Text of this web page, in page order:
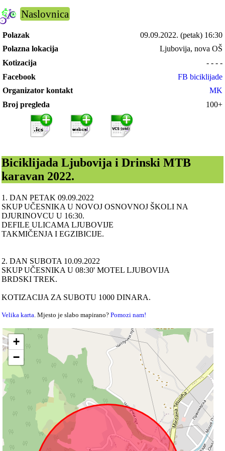
Naslovnica
Polazak 09.09.2022. (petak) 16:30
Polazna lokacija
Ljubovija, nova OŠ
Kotizacija
- - - -
Facebook
FB biciklijade
Organizator kontakt
MK
Broj pregleda
100+
Biciklijada Ljubovija i Drinski MTB
karavan 2022.
1. DAN PETAK 09.09.2022
SKUP UČESNIKA U NOVOJ OSNOVNOJ ŠKOLI NA
DJURINOVCU U 16:30.
DEFILE ULICAMA LJUBOVIJE
TAKMIČENJA I EGZIBICIJE.
2. DAN SUBOTA 10.09.2022
SKUP UČESNIKA U 08:30' MOTEL LJUBOVIJA
BRDSKI TREK.
KOTIZACIJA ZA SUBOTU 1000 DINARA.
Velika karta . Mjesto je slabo mapirano?Pomozi nam!
+
−